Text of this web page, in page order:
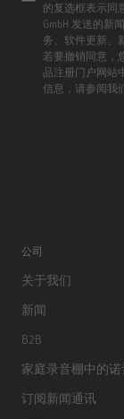
的复选框表示同
GmbH 发送的新
务、软件更新、
若要撤销同意，
品注册门户网站
信息，请参阅我
公司
关于我们
新闻
B2B
家庭录音棚中的
订阅新闻通讯